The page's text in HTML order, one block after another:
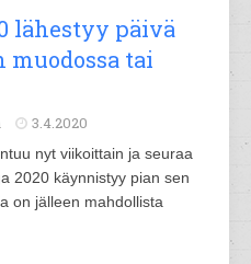
lähestyy päivä
muodossa tai
3.4.2020
nyt viikoittain ja seuraa
2020 käynnistyy pian sen
on jälleen mahdollista